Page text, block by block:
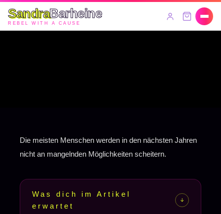
SandraBarheine
REBEL WITH A CAUSE
Die meisten Menschen werden in den nächsten Jahren
nicht an mangelnden Möglichkeiten scheitern.
Was dich im Artikel
erwartet
↑